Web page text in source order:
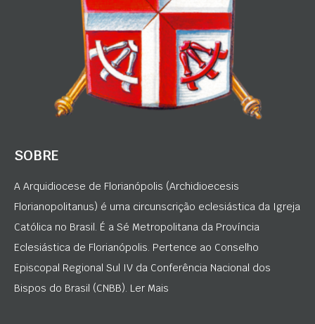
SOBRE
A Arquidiocese de Florianópolis (Archidioecesis
Florianopolitanus) é uma circunscrição eclesiástica da Igreja
Católica no Brasil. É a Sé Metropolitana da Província
Eclesiástica de Florianópolis. Pertence ao Conselho
Episcopal Regional Sul IV da Conferência Nacional dos
Bispos do Brasil (CNBB). Ler Mais